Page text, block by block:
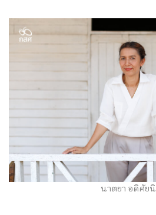
นาตยา อดิศัย